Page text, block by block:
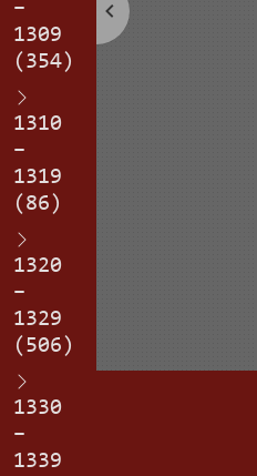
–
1309
(354)
1310
–
1319
(86)
1320
–
1329
(506)
1330
–
1339